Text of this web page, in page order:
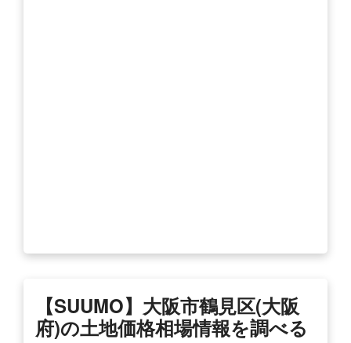
【SUUMO】大阪市鶴見区(大阪
府)の土地価格相場情報を調べる